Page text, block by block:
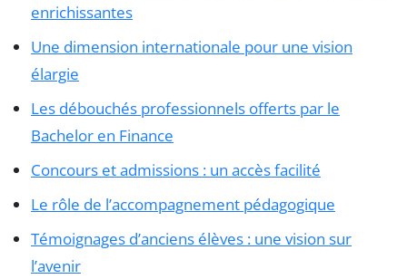
enrichissantes
Une dimension internationale pour une vision
élargie
Les débouchés professionnels offerts par le
Bachelor en Finance
Concours et admissions : un accès facilité
Le rôle de l’accompagnement pédagogique
Témoignages d’anciens élèves : une vision sur
l’avenir